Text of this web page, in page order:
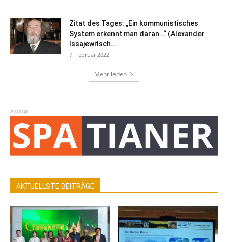
Zitat des Tages: „Ein kommunistisches
System erkennt man daran…“ (Alexander
Issajewitsch...
7. Februar 2022
Mehr laden
Anzeige
AKTUELLSTE BEITRÄGE